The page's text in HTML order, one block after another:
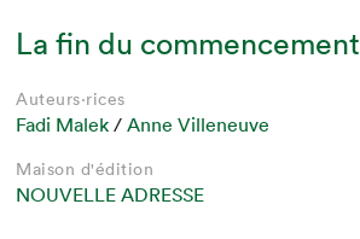
La fin du commencement
Auteurs·rices
Fadi Malek /Anne Villeneuve
Maison d'édition
NOUVELLE ADRESSE